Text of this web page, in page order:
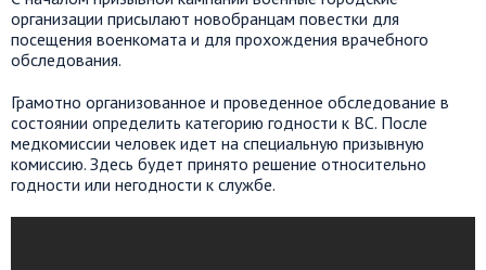
организации присылают новобранцам повестки для
посещения военкомата и для прохождения врачебного
обследования.
Грамотно организованное и проведенное обследование в
состоянии определить категорию годности к ВС. После
медкомиссии человек идет на специальную призывную
комиссию. Здесь будет принято решение относительно
годности или негодности к службе.